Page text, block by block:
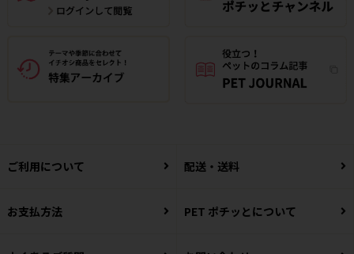
ご利用について 配送・送料
お支払方法 PET ポチッとについて